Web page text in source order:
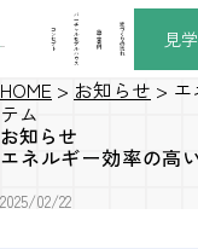
コ
ン
セ
プ
ト
バ
ー
チ
ャ
ル
モ
デ
ル
ハ
ウ
ス
施
工
事
例
家
づ
く
り
の
流
れ
見
HOME > お知らせ >
テム
お知らせ
エネルギー効率の高
2025/02/22